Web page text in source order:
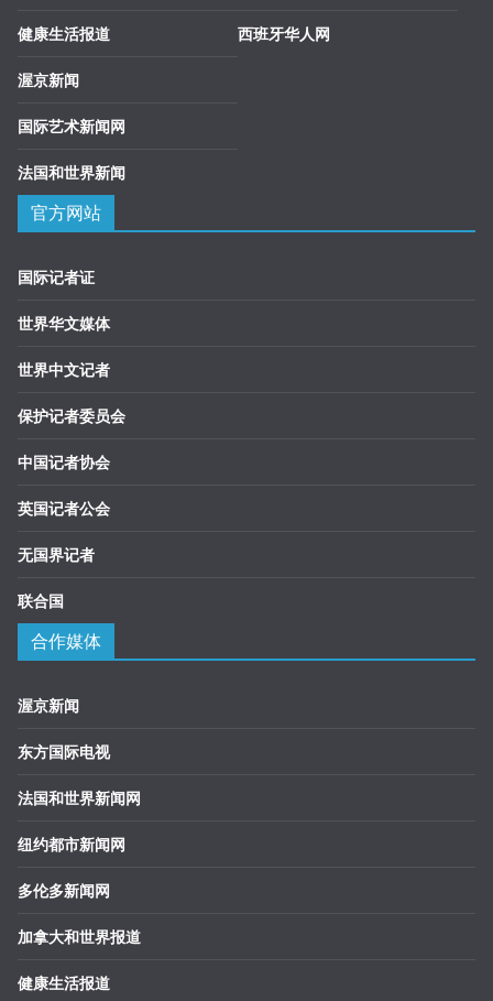
健康生活报道
渥京新闻
国际艺术新闻网
法国和世界新闻
西班牙华人网
官方网站
国际记者证
世界华文媒体
世界中文记者
保护记者委员会
中国记者协会
英国记者公会
无国界记者
联合国
合作媒体
渥京新闻
东方国际电视
法国和世界新闻网
纽约都市新闻网
多伦多新闻网
加拿大和世界报道
健康生活报道